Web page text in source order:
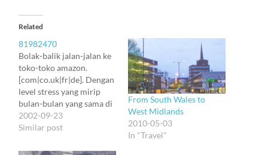
Related
81982470
Bolak-balik jalan-jalan ke
toko-toko amazon.
[com|co.uk|fr|de]. Dengan
level stress yang mirip
bulan-bulan yang sama di
tahun lalu, yang
membawa aku keliling
Waterstone's. (Aku juga
2002-09-23
Similar post
From South Wales to
West Midlands
2010-05-03
In "Travel"